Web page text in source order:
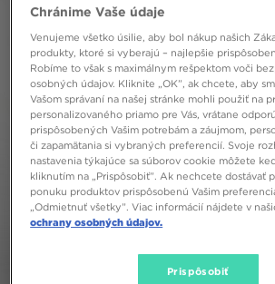
Chránime Vaše údaje
Venujeme všetko úsilie, aby bol nákup našich
produkty, ktoré si vyberajú – najlepšie
Robíme to však s maximálnym rešpektom voči
osobných údajov. Kliknite „OK”, ak chcete, aby
Vašom správaní na našej stránke mohli použiť na
personalizovaného priamo pre Vás, vrátane
prispôsobených Vašim potrebám a záujmom,
či zapamätania si vybraných preferencií. Svoje
nastavenia týkajúce sa súborov cookie môžete
kliknutím na „Prispôsobiť”. Ak nechcete dostávať
ponuku produktov prispôsobenú Vašim
„Odmietnuť všetky”. Viac informácií nájdete v
ochrany osobných údajov.
Prispôsobiť